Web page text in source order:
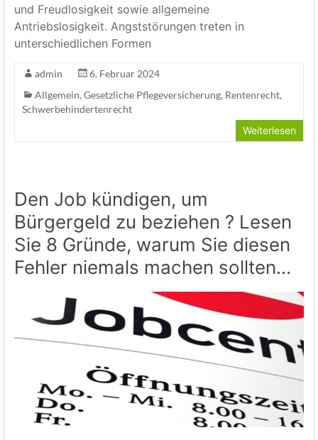
und Freudlosigkeit sowie allgemeine
Antriebslosigkeit. Angststörungen treten in
unterschiedlichen Formen
admin
6. Februar 2024
Allgemein, Gesetzliche Pflegeversicherung, Rentenrecht,
Schwerbehindertenrecht
Weiterlesen
Den Job kündigen, um
Bürgergeld zu beziehen ? Lesen
Sie 8 Gründe, warum Sie diesen
Fehler niemals machen sollten…